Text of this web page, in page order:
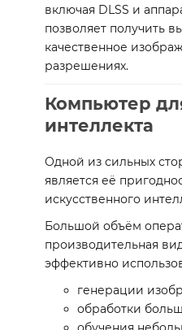
включая DLSS и
позволяет получить
качественное
разрешениях.
Компьютер
интеллекта
Одной из сильных
является её
искусственного
Большой объём
производительная
эффективно
генерации
обработки